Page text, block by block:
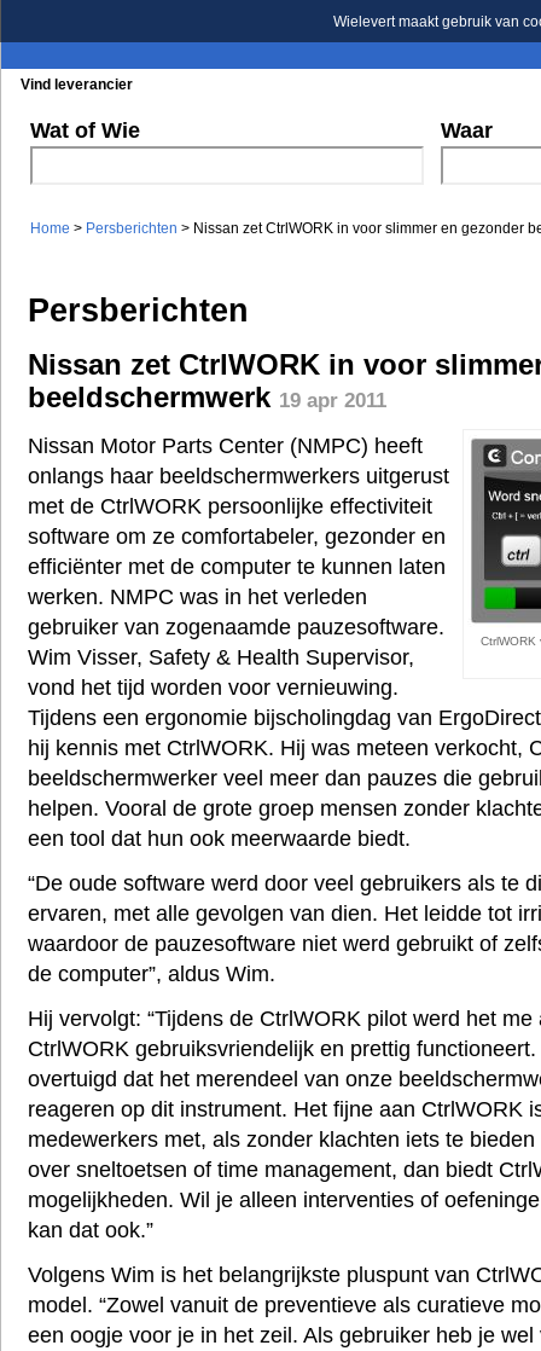
Wielevert maakt gebruik van
Vind leverancier
Wat of Wie Waar
Home > Persberichten > Nissan zet CtrlWORK in voor slimmer en gezonder
Persberichten
Nissan zet CtrlWORK in voor
beeldschermwerk 19 apr 2011
CtrlWORK
Nissan Motor Parts Center (NMPC) heeft
onlangs haar beeldschermwerkers uitgerust
met de CtrlWORK persoonlijke effectiviteit
software om ze comfortabeler, gezonder en
efficiënter met de computer te kunnen laten
werken. NMPC was in het verleden
gebruiker van zogenaamde pauzesoftware.
Wim Visser, Safety & Health Supervisor,
vond het tijd worden voor vernieuwing.
Tijdens een ergonomie bijscholingdag van
hij kennis met CtrlWORK. Hij was meteen verkocht,
beeldschermwerker veel meer dan pauzes die
helpen. Vooral de grote groep mensen zonder
een tool dat hun ook meerwaarde biedt.
“De oude software werd door veel gebruikers als te
ervaren, met alle gevolgen van dien. Het leidde tot
waardoor de pauzesoftware niet werd gebruikt of
de computer”, aldus Wim.
Hij vervolgt: “Tijdens de CtrlWORK pilot werd het
CtrlWORK gebruiksvriendelijk en prettig
overtuigd dat het merendeel van onze
reageren op dit instrument. Het fijne aan CtrlWORK
medewerkers met, als zonder klachten iets te
over sneltoetsen of time management, dan biedt
mogelijkheden. Wil je alleen interventies of
kan dat ook.”
Volgens Wim is het belangrijkste pluspunt van
model. “Zowel vanuit de preventieve als curatieve
een oogje voor je in het zeil. Als gebruiker heb je